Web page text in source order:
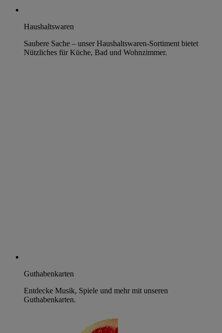
Haushaltswaren
Saubere Sache – unser Haushaltswaren-Sortiment bietet
Nützliches für Küche, Bad und Wohnzimmer.
Guthabenkarten
Entdecke Musik, Spiele und mehr mit unseren
Guthabenkarten.